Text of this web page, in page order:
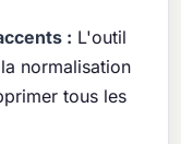
: L'outil
normalisation
tous les